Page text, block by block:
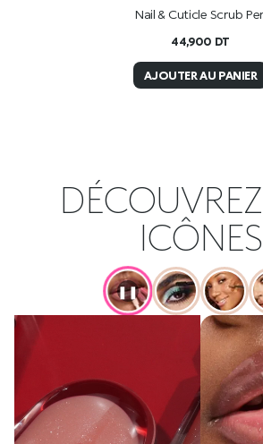
Nail & Cuticle Scrub
44,900 DT
AJOUTER AU PANIER
ICÔNES
❚❚